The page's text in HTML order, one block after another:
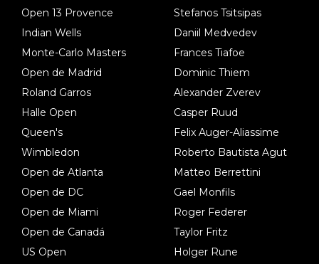
Open 13 Provence
Indian Wells
Monte-Carlo Masters
Open de Madrid
Roland Garros
Halle Open
Queen's
Wimbledon
Open de Atlanta
Open de DC
Open de Miami
Open de Canadá
US Open
Stefanos Tsitsipas
Daniil Medvedev
Frances Tiafoe
Dominic Thiem
Alexander Zverev
Casper Ruud
Felix Auger-Aliassime
Roberto Bautista Agut
Matteo Berrettini
Gael Monfils
Roger Federer
Taylor Fritz
Holger Rune